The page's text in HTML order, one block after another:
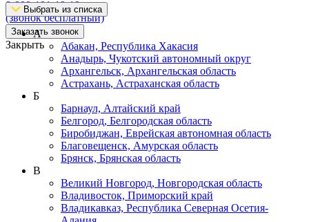
8-800-101-19-19
(звонок бесплатный)
Заказать звонок
Закрыть
Выбрать из списка
А
Абакан, Республика Хакасия
Анадырь, Чукотский автономный округ
Архангельск, Архангельская область
Астрахань, Астраханская область
Б
Барнаул, Алтайский край
Белгород, Белгородская область
Биробиджан, Еврейская автономная область
Благовещенск, Амурская область
Брянск, Брянская область
В
Великий Новгород, Новгородская область
Владивосток, Приморский край
Владикавказ, Республика Северная Осетия-